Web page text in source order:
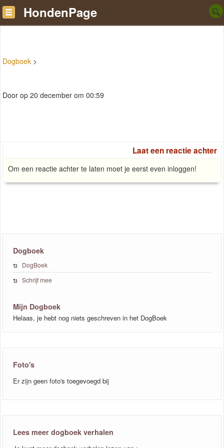
HondenPage
Dogboek >
Door op 20 december om 00:59
Laat een reactie achter
Om een reactie achter te laten moet je eerst even inloggen!
Dogboek
DogBoek
Schrijf mee
Mijn Dogboek
Helaas, je hebt nog niets geschreven in het DogBoek
Foto's
Er zijn geen foto's toegevoegd bij
Lees meer dogboek verhalen